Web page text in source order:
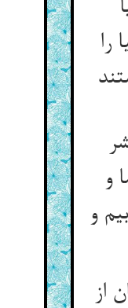
را
و
و
از